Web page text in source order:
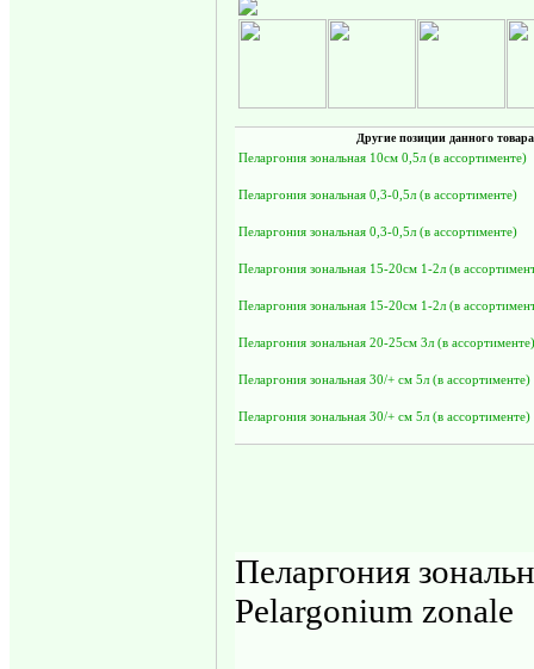
Другие позиции данного товара
Пеларгония зональная 10см 0,5л (в ассортименте)
Пеларгония зональная 0,3-0,5л (в ассортименте)
Пеларгония зональная 0,3-0,5л (в ассортименте)
Пеларгония зональная 15-20см 1-2л (в
Пеларгония зональная 15-20см 1-2л (в
Пеларгония зональная 20-25см 3л (в ассортименте)
Пеларгония зональная 30/+ см 5л (в ассортименте)
Пеларгония зональная 30/+ см 5л (в ассортименте)
Пеларгония
Pelargonium zonale